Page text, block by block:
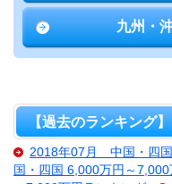
九州・
【過去のランキング
2018年07月 中国・四
国・四国 6,000万円～